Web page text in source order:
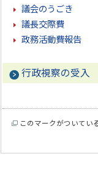
議会のうごき
議長交際費
政務活動費報告
行政視察の受入
このマークがついてい